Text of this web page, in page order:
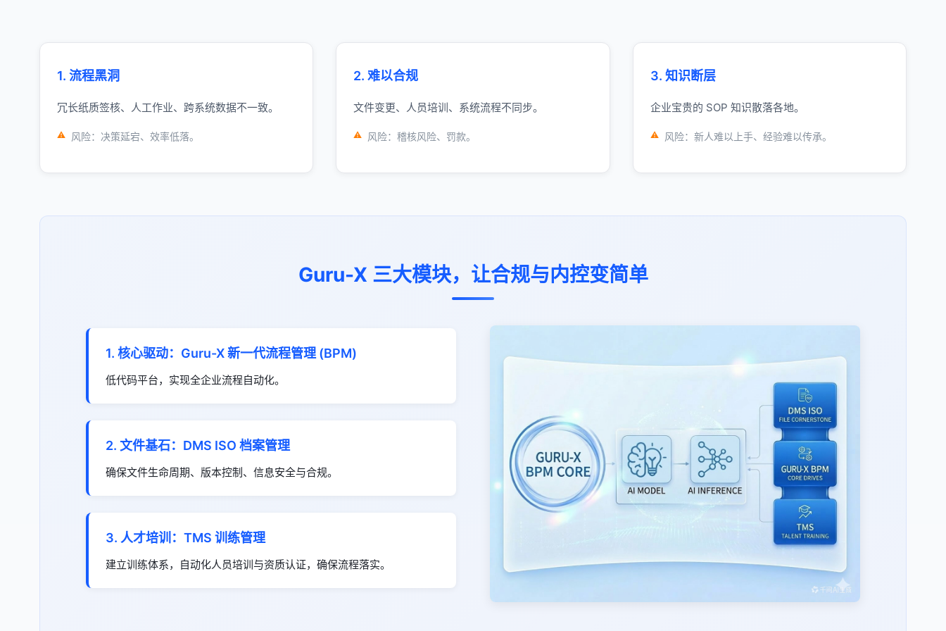
1. 流程黑洞
冗长纸质签核、人工作业、跨系统数据不一致。
风险：决策延宕、效率低落。
2. 难以合规
文件变更、人员培训、系统流程不同步。
风险：稽核风险、罚款。
3. 知识断层
企业宝贵的 SOP 知识散落各地。
风险：新人难以上手、经验难以传承。
Guru-X 三大模块，让合规与内控变简单
1. 核心驱动：Guru-X 新一代流程管理 (BPM)
低代码平台，实现全企业流程自动化。
2. 文件基石：DMS ISO 档案管理
确保文件生命周期、版本控制、信息安全与合规。
3. 人才培训：TMS 训练管理
建立训练体系，自动化人员培训与资质认证，确保流程落实。